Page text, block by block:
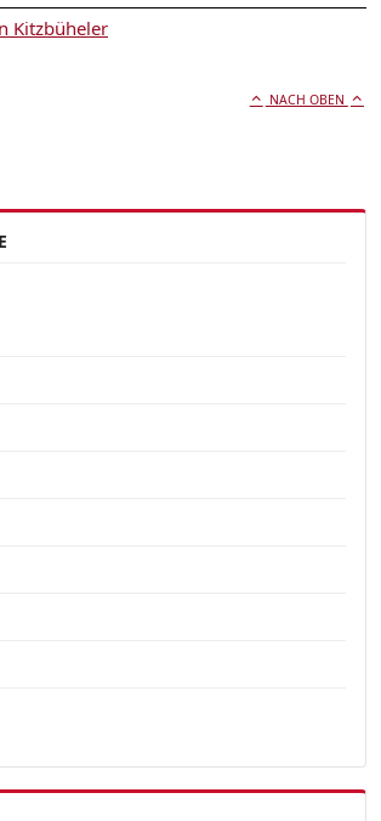
Kitzbüheler
NACH OBEN